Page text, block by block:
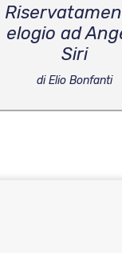
elogio ad
Siri
di Elio Bonfanti